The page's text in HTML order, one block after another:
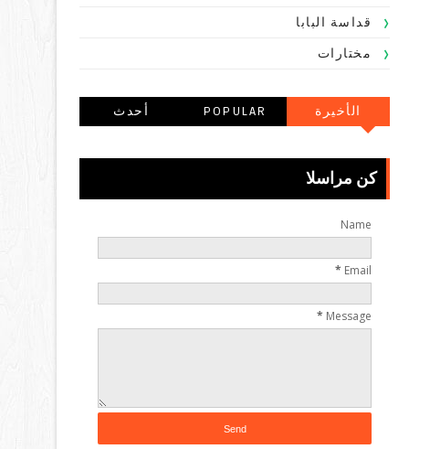
قداسة البابا
مختارات
الأخيرة
POPULAR
أحدث
كن مراسلا
Name
Email
*
Message
*